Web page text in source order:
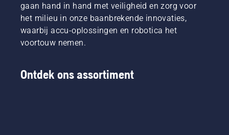
gaan hand in hand met veiligheid en zorg voor
het milieu in onze baanbrekende innovaties,
waarbij accu-oplossingen en robotica het
voortouw nemen.
Ontdek ons assortiment